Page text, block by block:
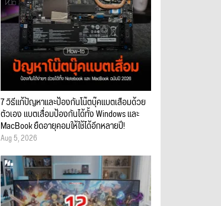
7 วิธีแก้ปัญหาและป้องกันโน๊ตบุ๊คแบตเสื่อมด้วย
ตัวเอง แบตเสื่อมป้องกันได้ทั้ง Windows และ
MacBook ยืดอายุคอมให้ใช้ได้อีกหลายปี!
Aug 5, 2026